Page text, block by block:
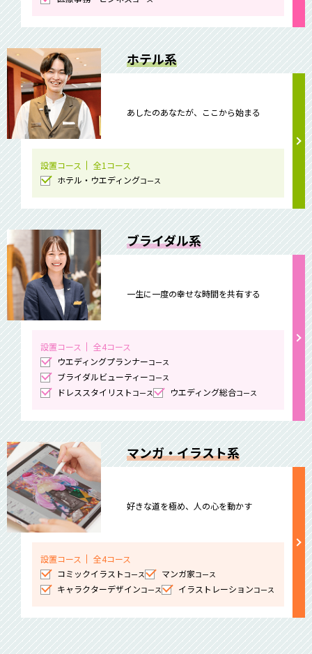
ホテル系
あしたのあなたが、ここから始まる
設置コース
全1コース
ホテル・ウエディングコース
ブライダル系
一生に一度の幸せな時間を共有する
設置コース
全4コース
ウエディングプランナーコース
ブライダルビューティーコース
ドレススタイリスト コース ウエディング総合コース
マンガ・イラスト系
好きな道を極め、人の心を動かす
設置コース
全4コース
コミックイラスト コース マンガ家コース
キャラクターデザインコース イラストレーションコース